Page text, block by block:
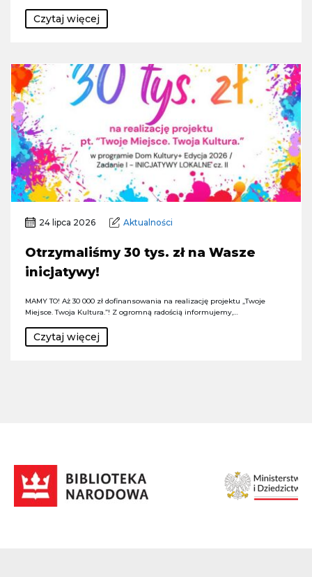
Czytaj więcej
24 lipca 2026 Aktualności
Otrzymaliśmy 30 tys. zł na Wasze
inicjatywy!
MAMY TO! Aż 30 000 zł dofinansowania na realizację projektu „Twoje
Miejsce. Twoja Kultura.”! Z ogromną radością informujemy,…
Czytaj więcej